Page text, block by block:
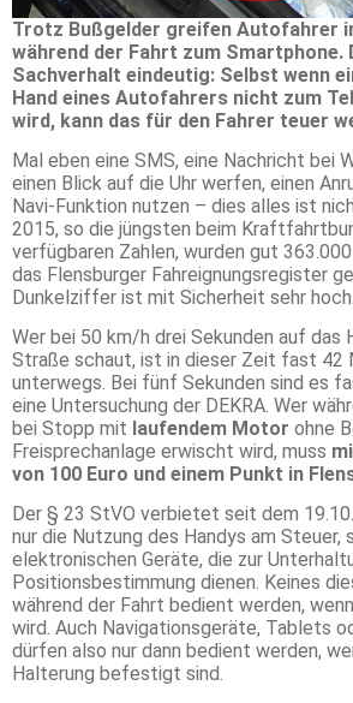
Trotz Bußgelder greifen Autofahrer
während der Fahrt zum Smartphone.
Sachverhalt eindeutig: Selbst wenn
Hand eines Autofahrers nicht zum
wird, kann das für den Fahrer teuer
Mal eben eine SMS, eine Nachricht bei
einen Blick auf die Uhr werfen, einen
Navi-Funktion nutzen – dies alles ist
2015, so die jüngsten beim
verfügbaren Zahlen, wurden gut
das Flensburger Fahreignungsregister
Dunkelziffer ist mit Sicherheit sehr hoch.
Wer bei 50 km/h drei Sekunden auf das
Straße schaut, ist in dieser Zeit fast 42
unterwegs. Bei fünf Sekunden sind es
eine Untersuchung der DEKRA. Wer
bei Stopp mit laufendem Motor ohne
Freisprechanlage erwischt wird, muss
von 100 Euro und einem Punkt in
Der § 23 StVO verbietet seit dem
nur die Nutzung des Handys am Steuer,
elektronischen Geräte, die zur
Positionsbestimmung dienen. Keines
während der Fahrt bedient werden,
wird. Auch Navigationsgeräte, Tablets
dürfen also nur dann bedient werden,
Halterung befestigt sind.